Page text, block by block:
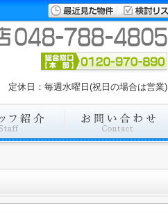
休日：毎週水曜日(祝日の場合は営業)